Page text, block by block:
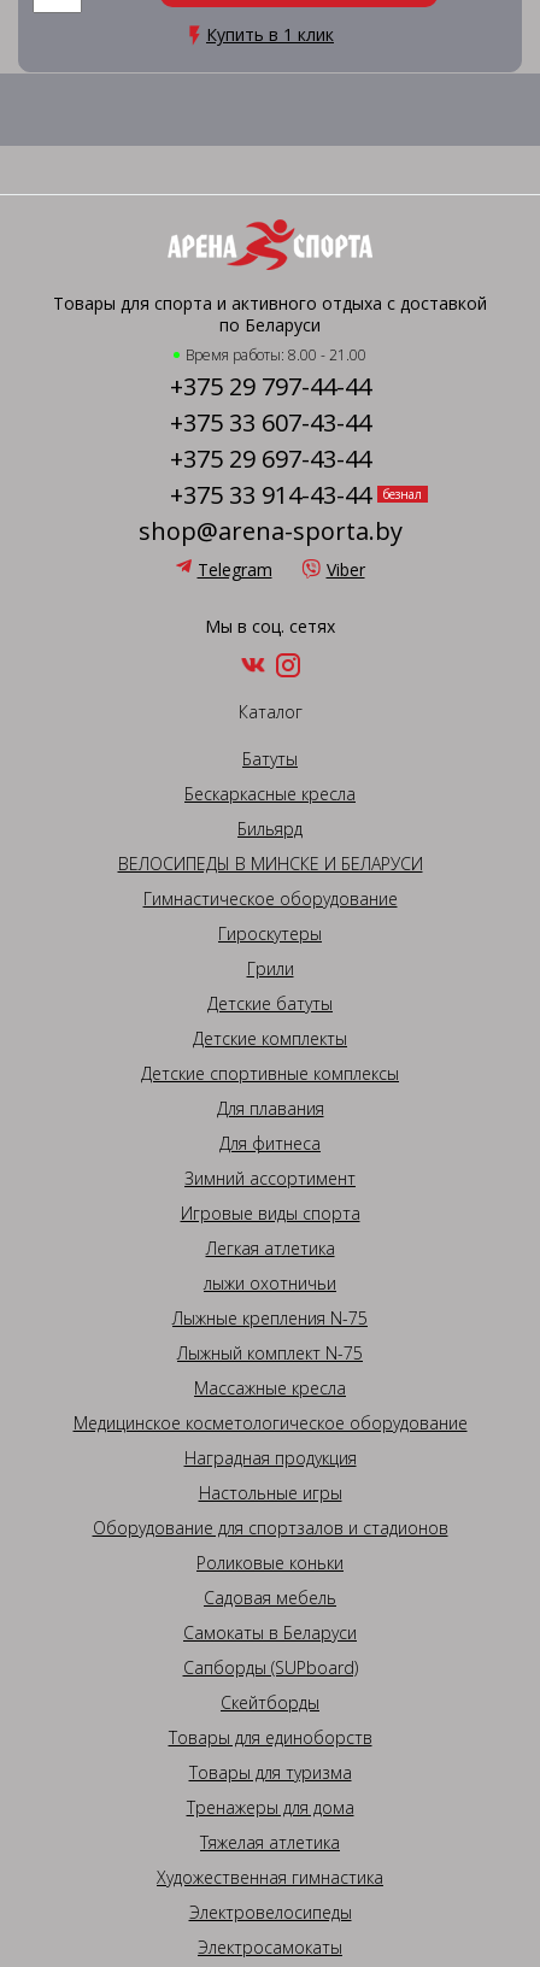
Купить в 1 клик
Товары для спорта и активного отдыха с доставкой
по Беларуси
Время работы: 8.00 - 21.00
+375 29 797-44-44
+375 33 607-43-44
+375 29 697-43-44
+375 33 914-43-44
безнал
shop@arena-sporta.by
Telegram Viber
Мы в соц. сетях
Каталог
Батуты
Бескаркасные кресла
Бильярд
ВЕЛОСИПЕДЫ В МИНСКЕ И БЕЛАРУСИ
Гимнастическое оборудование
Гироскутеры
Грили
Детские батуты
Детские комплекты
Детские спортивные комплексы
Для плавания
Для фитнеса
Зимний ассортимент
Игровые виды спорта
Легкая атлетика
лыжи охотничьи
Лыжные крепления N-75
Лыжный комплект N-75
Массажные кресла
Медицинское косметологическое оборудование
Наградная продукция
Настольные игры
Оборудование для спортзалов и стадионов
Роликовые коньки
Садовая мебель
Самокаты в Беларуси
Сапборды (SUPboard)
Скейтборды
Товары для единоборств
Товары для туризма
Тренажеры для дома
Тяжелая атлетика
Художественная гимнастика
Электровелосипеды
Электросамокаты